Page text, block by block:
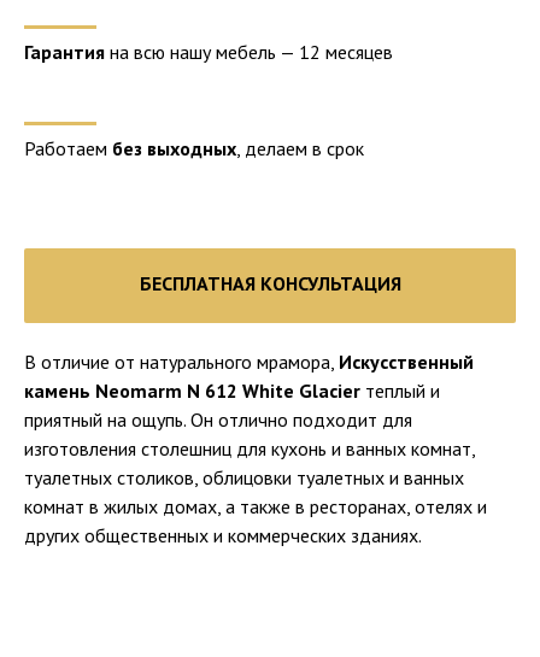
Гарантия на всю нашу мебель — 12 месяцев
Работаем без выходных, делаем в срок
БЕСПЛАТНАЯ КОНСУЛЬТАЦИЯ
В отличие от натурального мрамора, Искусственный
камень Neomarm N 612 White Glacier теплый и
приятный на ощупь. Он отлично подходит для
изготовления столешниц для кухонь и ванных комнат,
туалетных столиков, облицовки туалетных и ванных
комнат в жилых домах, а также в ресторанах, отелях и
других общественных и коммерческих зданиях.